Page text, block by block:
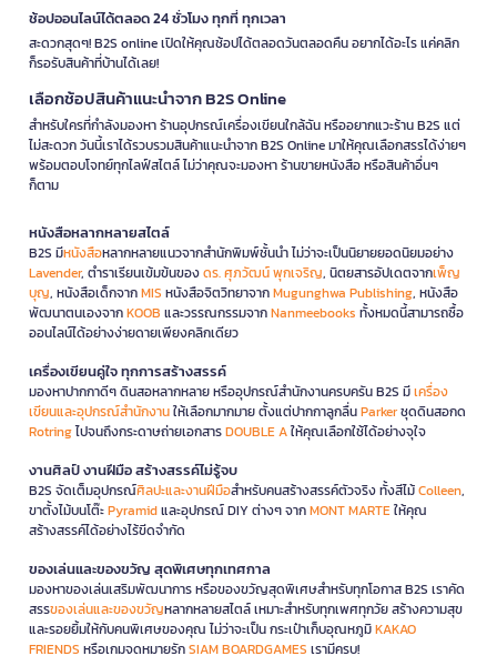
ช้อปออนไลน์ได้ตลอด 24 ชั่วโมง ทุกที่ ทุกเวลา
สะดวกสุดๆ! B2S online เปิดให้คุณช้อปได้ตลอดวันตลอดคืน อยากได้อะไร แค่คลิก
ก็รอรับสินค้าที่บ้านได้เลย!
เลือกช้อปสินค้าแนะนำจาก B2S Online
สำหรับใครที่กำลังมองหา ร้านอุปกรณ์เครื่องเขียนใกล้ฉัน หรืออยากแวะร้าน B2S แต่
ไม่สะดวก วันนี้เราได้รวบรวมสินค้าแนะนำจาก B2S Online มาให้คุณเลือกสรรได้ง่ายๆ
พร้อมตอบโจทย์ทุกไลฟ์สไตล์ ไม่ว่าคุณจะมองหา ร้านขายหนังสือ หรือสินค้าอื่นๆ
ก็ตาม
หนังสือหลากหลายสไตล์
B2S มีหนังสือหลากหลายแนวจากสำนักพิมพ์ชั้นนำ ไม่ว่าจะเป็นนิยายยอดนิยมอย่าง
Lavender, ตำราเรียนเข้มข้นของดร. ศุภวัฒน์ พุกเจริญ, นิตยสารอัปเดตจากเพ็ญ
บุญ, หนังสือเด็กจากMIS หนังสือจิตวิทยาจากMugunghwa Publishing, หนังสือ
พัฒนาตนเองจากKOOB และวรรณกรรมจากNanmeebooks ทั้งหมดนี้สามารถซื้อ
ออนไลน์ได้อย่างง่ายดายเพียงคลิกเดียว
เครื่องเขียนคู่ใจ ทุกการสร้างสรรค์
มองหาปากกาดีๆ ดินสอหลากหลาย หรืออุปกรณ์สำนักงานครบครัน B2S มีเครื่อง
เขียนและอุปกรณ์สำนักงานให้เลือกมากมาย ตั้งแต่ปากกาลูกลื่นParkerชุดดินสอกด
Rotringไปจนถึงกระดาษถ่ายเอกสารDOUBLE Aให้คุณเลือกใช้ได้อย่างจุใจ
งานศิลป์ งานฝีมือ สร้างสรรค์ไม่รู้จบ
B2S จัดเต็มอุปกรณ์ศิลปะและงานฝีมือสำหรับคนสร้างสรรค์ตัวจริง ทั้งสีไม้Colleen,
ขาตั้งไม้บนโต๊ะPyramidและอุปกรณ์ DIY ต่างๆ จากMONT MARTEให้คุณ
สร้างสรรค์ได้อย่างไร้ขีดจำกัด
ของเล่นและของขวัญ สุดพิเศษทุกเทศกาล
มองหาของเล่นเสริมพัฒนาการ หรือของขวัญสุดพิเศษสำหรับทุกโอกาส B2S เราคัด
สรรของเล่นและของขวัญหลากหลายสไตล์ เหมาะสำหรับทุกเพศทุกวัย สร้างความสุข
และรอยยิ้มให้กับคนพิเศษของคุณ ไม่ว่าจะเป็น กระเป๋าเก็บอุณหภูมิKAKAO
FRIENDS หรือเกมจดหมายรักSIAM BOARDGAMES เรามีครบ!